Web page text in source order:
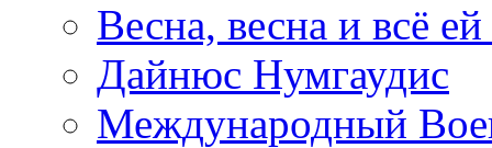
Весна, весна и всё
Дайнюс Нумгаудис
Международный